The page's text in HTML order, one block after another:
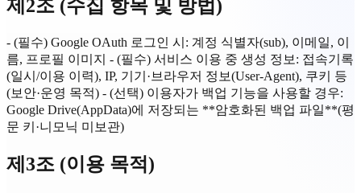
제2조 (수집 항목 및 방법)
- (필수) Google OAuth 로그인 시: 계정 식별자(sub), 이메일, 이
름, 프로필 이미지 - (필수) 서비스 이용 중 생성 정보: 접속기록
(일시/이용 이력), IP, 기기·브라우저 정보(User-Agent), 쿠키 등
(보안·운영 목적) - (선택) 이용자가 백업 기능을 사용할 경우:
Google Drive(AppData)에 저장되는 **암호화된 백업 파일**(평
문 키·니모닉 미보관)
제3조 (이용 목적)